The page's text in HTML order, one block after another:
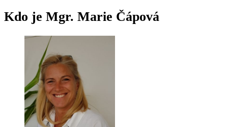
Kdo je Mgr. Marie Čápová